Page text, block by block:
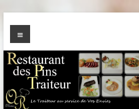
au
contenuTRAITEUR des PINS
Menu